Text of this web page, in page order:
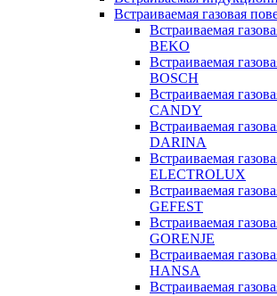
Встраиваемая газовая
Встраиваемая
BEKO
Встраиваемая
BOSCH
Встраиваемая
CANDY
Встраиваемая
DARINA
Встраиваемая
ELECTROLUX
Встраиваемая
GEFEST
Встраиваемая
GORENJE
Встраиваемая
HANSA
Встраиваемая